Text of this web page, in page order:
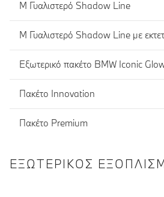
M Γυαλιστερό Shadow Line
M Γυαλιστερό Shadow Line με
Εξωτερικό πακέτο BMW Iconic
Πακέτο Innovation
Πακέτο Premium
ΕΞΩΤΕΡΙΚΌΣ